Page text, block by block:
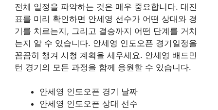
전체 일정을 파악하는 것은 매우 중요합니다. 대진
표를 미리 확인하면 안세영 선수가 어떤 상대와 경
기를 치르는지, 그리고 결승까지 어떤 단계를 거치
는지 알 수 있습니다. 안세영 인도오픈 경기일정을
꼼꼼히 챙겨 시청 계획을 세우세요. 안세영 배드민
턴 경기의 모든 과정을 함께 응원할 수 있습니다.
안세영 인도오픈 경기 날짜
안세영 인도오픈 상대 선수